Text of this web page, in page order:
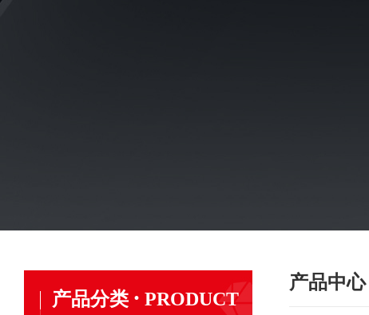
产品分类 · PRODUCT
产品中心